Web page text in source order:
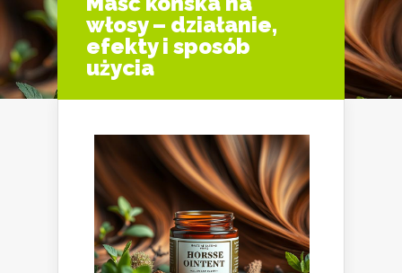
włosy – działanie,
efekty i sposób
użycia